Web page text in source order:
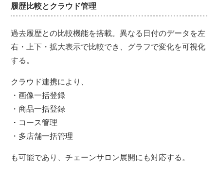
履歴比較とクラウド管理
過去履歴との比較機能を搭載。異なる日付のデータを左
右・上下・拡大表示で比較でき、グラフで変化を可視化
する。
クラウド連携により、
・画像一括登録
・商品一括登録
・コース管理
・多店舗一括管理
も可能であり、チェーンサロン展開にも対応する。